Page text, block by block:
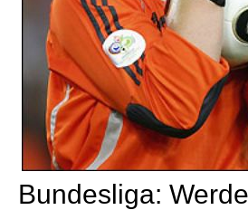
Bundesliga: